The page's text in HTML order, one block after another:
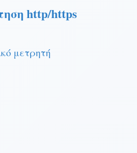
http/https
μετρητή